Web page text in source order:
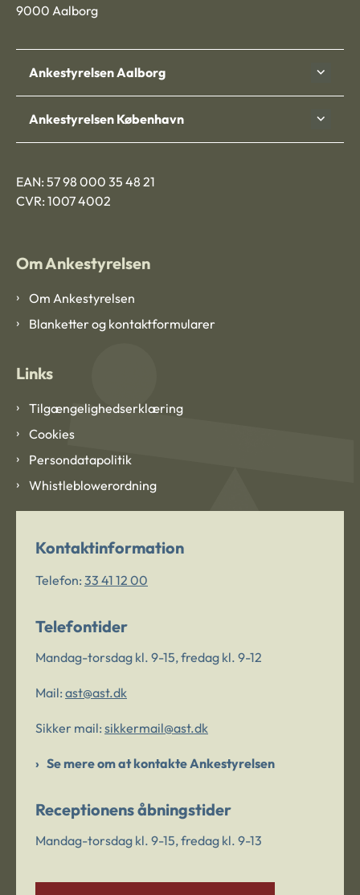
9000 Aalborg
Ankestyrelsen Aalborg
Ankestyrelsen København
EAN: 57 98 000 35 48 21
CVR: 1007 4002
Om Ankestyrelsen
Om Ankestyrelsen
Blanketter og kontaktformularer
Links
Tilgængelighedserklæring
Cookies
Persondatapolitik
Whistleblowerordning
Kontaktinformation
Telefon: 33 41 12 00
Telefontider
Mandag-torsdag kl. 9-15, fredag kl. 9-12
Mail: ast@ast.dk
Sikker mail: sikkermail@ast.dk
Se mere om at kontakte Ankestyrelsen
Receptionens åbningstider
Mandag-torsdag kl. 9-15, fredag kl. 9-13